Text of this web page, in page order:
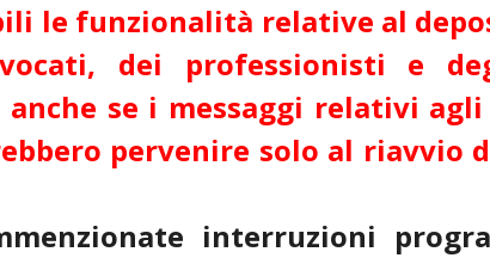
le funzionalità relative al
dei professionisti e
se i messaggi relativi
pervenire solo al
interruzioni